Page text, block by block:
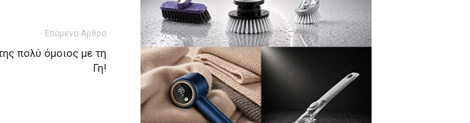
Επόμενο Άρθρο
πολύ όμοιος με τη
Γη!